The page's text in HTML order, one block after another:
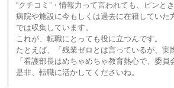
“クチコミ”・情報力って言われても、ピンと
病院や施設に今もしくは過去に在籍していた
では収集しています。
これが、転職にとっても役に立つんです。
たとえば、「残業ゼロとは言っているが、実
「看護部長はめちゃめちゃ教育熱心で、委員
是非、転職に活かしてくださいね。